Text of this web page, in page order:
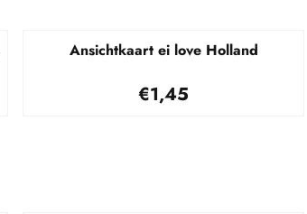
Ansichtkaart ei love Holland
Prijs: 1,45
€1,45